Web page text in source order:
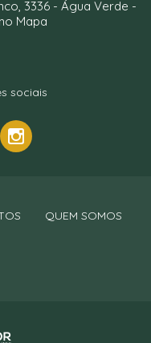
3336 - Água Verde -
Mapa
sociais
QUEM SOMOS